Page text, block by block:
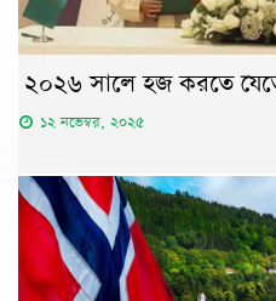
২০২৬ সালে হজ করতে
১২ নভেম্বর, ২০২৫